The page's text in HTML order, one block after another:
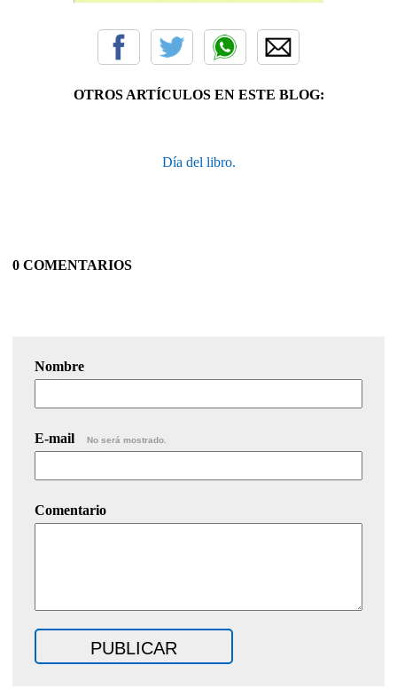
OTROS ARTÍCULOS EN ESTE BLOG:
Día del libro.
0 COMENTARIOS
Nombre
E-mail No será mostrado.
Comentario